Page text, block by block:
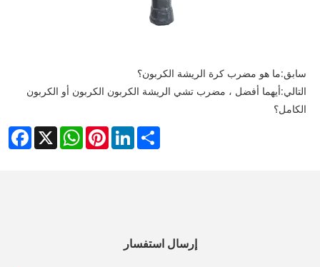
سابق:ما هو مضرب كرة الريشة الكربون؟
التالي:أيهما أفضل ، مضرب تشي الريشة الكربون الكربون أو الكربون
الكامل؟
X
WhatsAppPinterestLinkedInShare
إرسال استفسار